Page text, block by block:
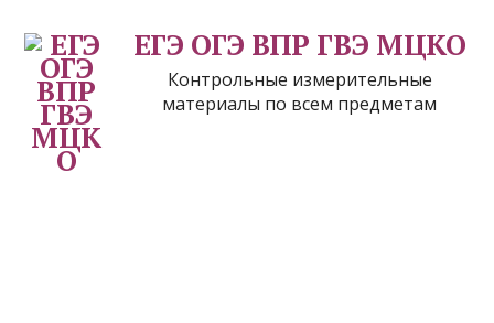
ЕГЭ ОГЭ ВПР ГВЭ МЦКО
Контрольные измерительные
материалы по всем предметам